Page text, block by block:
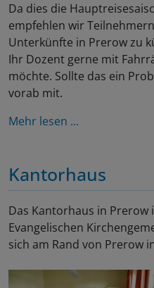
Da dies die
empfehlen wir
Unterkünfte in Prerow zu
Ihr Dozent gerne mit
möchte. Sollte das ein
vorab mit.
Mehr lesen ...
Kantorhaus
Das Kantorhaus in Prerow
Evangelischen
sich am Rand von Prerow